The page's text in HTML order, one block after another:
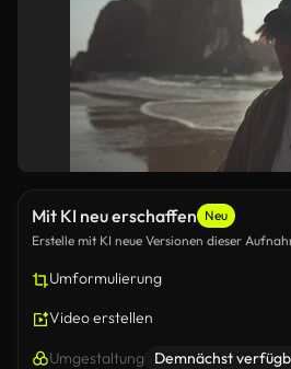
Mit KI neu erschaffen Neu
Erstelle mit KI neue Versionen dieser
Umformulierung
Video erstellen
Umgestaltung Demnächst